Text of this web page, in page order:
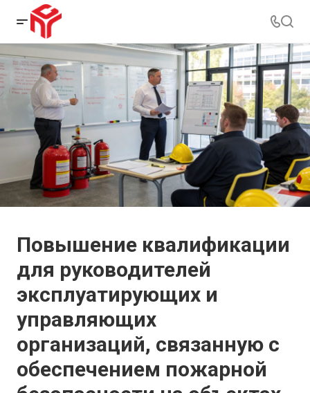
Повышение квалификации
для руководителей
эксплуатирующих и
управляющих
организаций, связанную с
обеспечением пожарной